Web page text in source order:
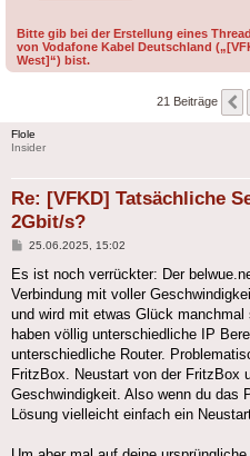
Bitte gib bei der Erstellung eines
von Vodafone Kabel Deutschland
West]“) bist.
21 Beiträge
Flole
Insider
Re: [VFKD] Tatsächliche
2Gbit/s?
Beitrag
25.06.2025, 15:02
Es ist noch verrückter: Der
Verbindung mit voller
und wird mit etwas Glück
haben völlig unterschiedliche IP
unterschiedliche Router.
FritzBox. Neustart von der FritzBox
Geschwindigkeit. Also wenn du das
Lösung vielleicht einfach ein